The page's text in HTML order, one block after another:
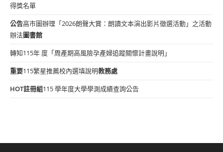
得獎名單
公告高市圖辦理「2026朗聲大賞：朗讀文本演出影片徵選活動」之活動
辦法圖書館
轉知115年 度「周產期高風險孕產婦追蹤關懷計畫說明」
重要115繁星推薦校內選填說明教務處
HOT註冊組115 學年度大學學測成績查詢公告